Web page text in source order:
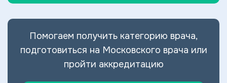
Помогаем получить категорию врача,
подготовиться на Московского врача или
пройти аккредитацию